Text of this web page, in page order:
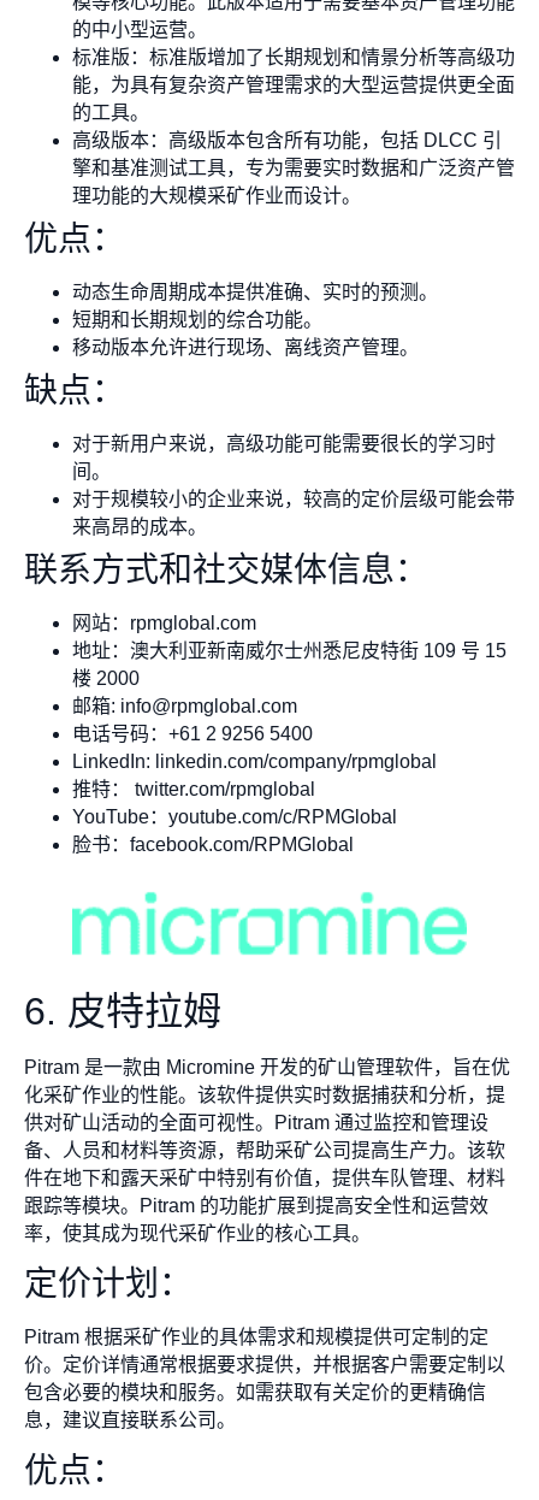
的中小型运营。
标准版：标准版增加了长期规划和情景分析等高级功
能，为具有复杂资产管理需求的大型运营提供更全面
的工具。
高级版本：高级版本包含所有功能，包括 DLCC 引
擎和基准测试工具，专为需要实时数据和广泛资产管
理功能的大规模采矿作业而设计。
优点：
动态生命周期成本提供准确、实时的预测。
短期和长期规划的综合功能。
移动版本允许进行现场、离线资产管理。
缺点：
对于新用户来说，高级功能可能需要很长的学习时
间。
对于规模较小的企业来说，较高的定价层级可能会带
来高昂的成本。
联系方式和社交媒体信息：
网站：rpmglobal.com
地址：澳大利亚新南威尔士州悉尼皮特街 109 号 15
楼 2000
邮箱: info@rpmglobal.com
电话号码：+61 2 9256 5400
LinkedIn: linkedin.com/company/rpmglobal
推特： twitter.com/rpmglobal
YouTube：youtube.com/c/RPMGlobal
脸书：facebook.com/RPMGlobal
6. 皮特拉姆
Pitram 是一款由 Micromine 开发的矿山管理软件，旨在优
化采矿作业的性能。该软件提供实时数据捕获和分析，提
供对矿山活动的全面可视性。Pitram 通过监控和管理设
备、人员和材料等资源，帮助采矿公司提高生产力。该软
件在地下和露天采矿中特别有价值，提供车队管理、材料
跟踪等模块。Pitram 的功能扩展到提高安全性和运营效
率，使其成为现代采矿作业的核心工具。
定价计划：
Pitram 根据采矿作业的具体需求和规模提供可定制的定
价。定价详情通常根据要求提供，并根据客户需要定制以
包含必要的模块和服务。如需获取有关定价的更精确信
息，建议直接联系公司。
优点：